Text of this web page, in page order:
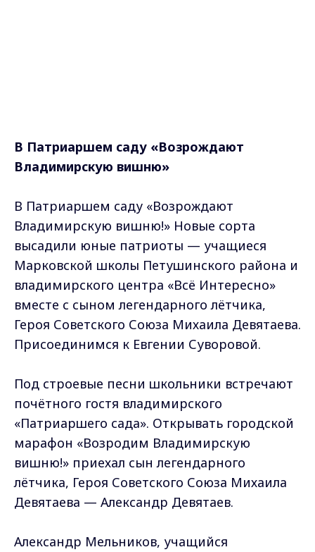
В Патриаршем саду «Возрождают
Владимирскую вишню»
В Патриаршем саду «Возрождают
Владимирскую вишню!» Новые сорта
высадили юные патриоты — учащиеся
Марковской школы Петушинского района и
владимирского центра «Всё Интересно»
вместе с сыном легендарного лётчика,
Героя Советского Союза Михаила Девятаева.
Присоединимся к Евгении Суворовой.
Под строевые песни школьники встречают
почётного гостя владимирского
«Патриаршего сада». Открывать городской
марафон «Возродим Владимирскую
вишню!» приехал сын легендарного
лётчика, Героя Советского Союза Михаила
Девятаева — Александр Девятаев.
Александр Мельников, учащийся